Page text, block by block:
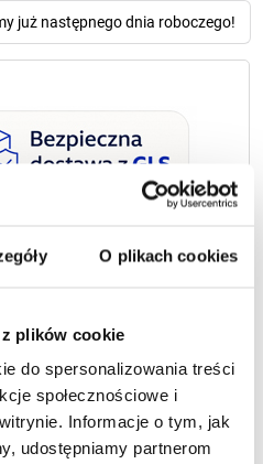
O plikach cookies
plików cookie
do spersonalizowania treści
społecznościowe i
Informacje o tym, jak
udostępniamy partnerom
już następnego dnia roboczego!